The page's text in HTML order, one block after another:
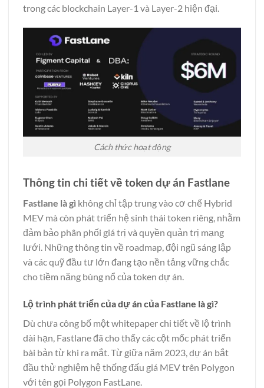
trong các blockchain Layer-1 và Layer-2 hiện đại.
Cách thức hoạt động
Thông tin chi tiết về token dự án Fastlane
Fastlane là gì không chỉ tập trung vào cơ chế Hybrid
MEV mà còn phát triển hệ sinh thái token riêng, nhằm
đảm bảo phân phối giá trị và quyền quản trị mạng
lưới. Những thông tin về roadmap, đội ngũ sáng lập
và các quỹ đầu tư lớn đang tạo nền tảng vững chắc
cho tiềm năng bùng nổ của token dự án.
Lộ trình phát triển của dự án của Fastlane là gì?
Dù chưa công bố một whitepaper chi tiết về lộ trình
dài hạn, Fastlane đã cho thấy các cột mốc phát triển
bài bản từ khi ra mắt. Từ giữa năm 2023, dự án bắt
đầu thử nghiệm hệ thống đấu giá MEV trên Polygon
với tên gọi Polygon FastLane.